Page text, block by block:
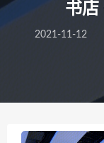
书店
2021-11-12